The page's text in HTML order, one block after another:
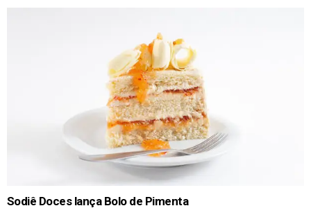
Sodiê Doces lança Bolo de Pimenta